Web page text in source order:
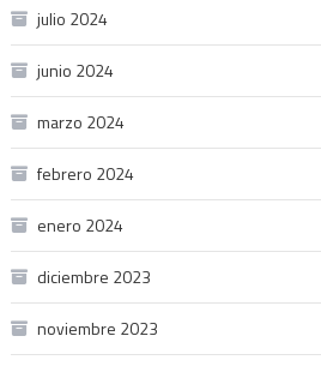
julio 2024
junio 2024
marzo 2024
febrero 2024
enero 2024
diciembre 2023
noviembre 2023